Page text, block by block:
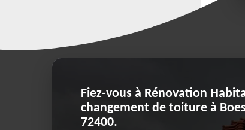
Fiez-vous à Rénovation
changement de toiture à
72400.